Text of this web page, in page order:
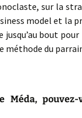
sur la
model et la
jusqu’au bout
méthode du
Méda,